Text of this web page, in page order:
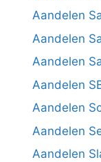
Aandelen
Aandelen
Aandelen
Aandelen
Aandelen
Aandelen
Aandelen